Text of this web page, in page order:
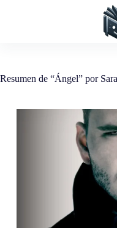
Resumen de “Ángel” por